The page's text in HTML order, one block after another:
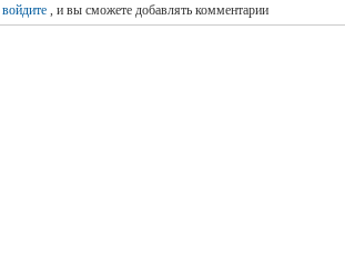
войдите, и вы сможете добавлять комментарии